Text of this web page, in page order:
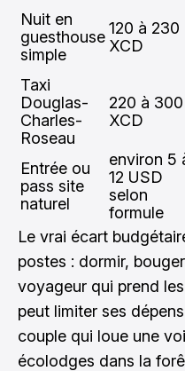
Nuit en
guesthouse
simple
120 à 230
XCD
Taxi
Douglas-
Charles-
Roseau
220 à 300
XCD
Entrée ou
pass site
naturel
environ 5
12 USD
selon
formule
Le vrai écart
postes : dormir,
voyageur qui prend
peut limiter ses
couple qui loue une
écolodges dans la